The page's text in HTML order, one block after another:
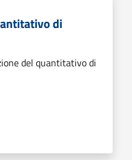
di
del quantitativo di